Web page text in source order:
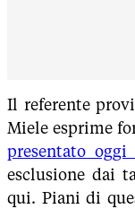
Il referente
Miele esprime
presentato oggi
esclusione dai
qui. Piani di